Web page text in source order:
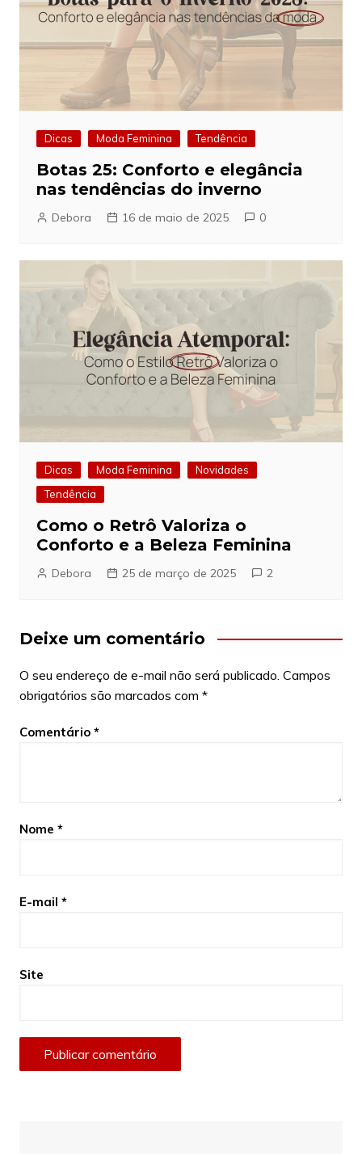
Dicas Moda Feminina Tendência
Botas 25: Conforto e elegância
nas tendências do inverno
Debora 16 de maio de 2025 0
Dicas Moda Feminina
Novidades
Tendência
Como o Retrô Valoriza o
Conforto e a Beleza Feminina
Debora 25 de março de 2025 2
Deixe um comentário
O seu endereço de e-mail não será publicado. Campos
obrigatórios são marcados com *
Comentário *
Nome *
E-mail *
Site